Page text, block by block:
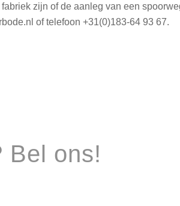
zijn of de aanleg van een
of telefoon +31(0)183-64 93 67.
Bel ons!